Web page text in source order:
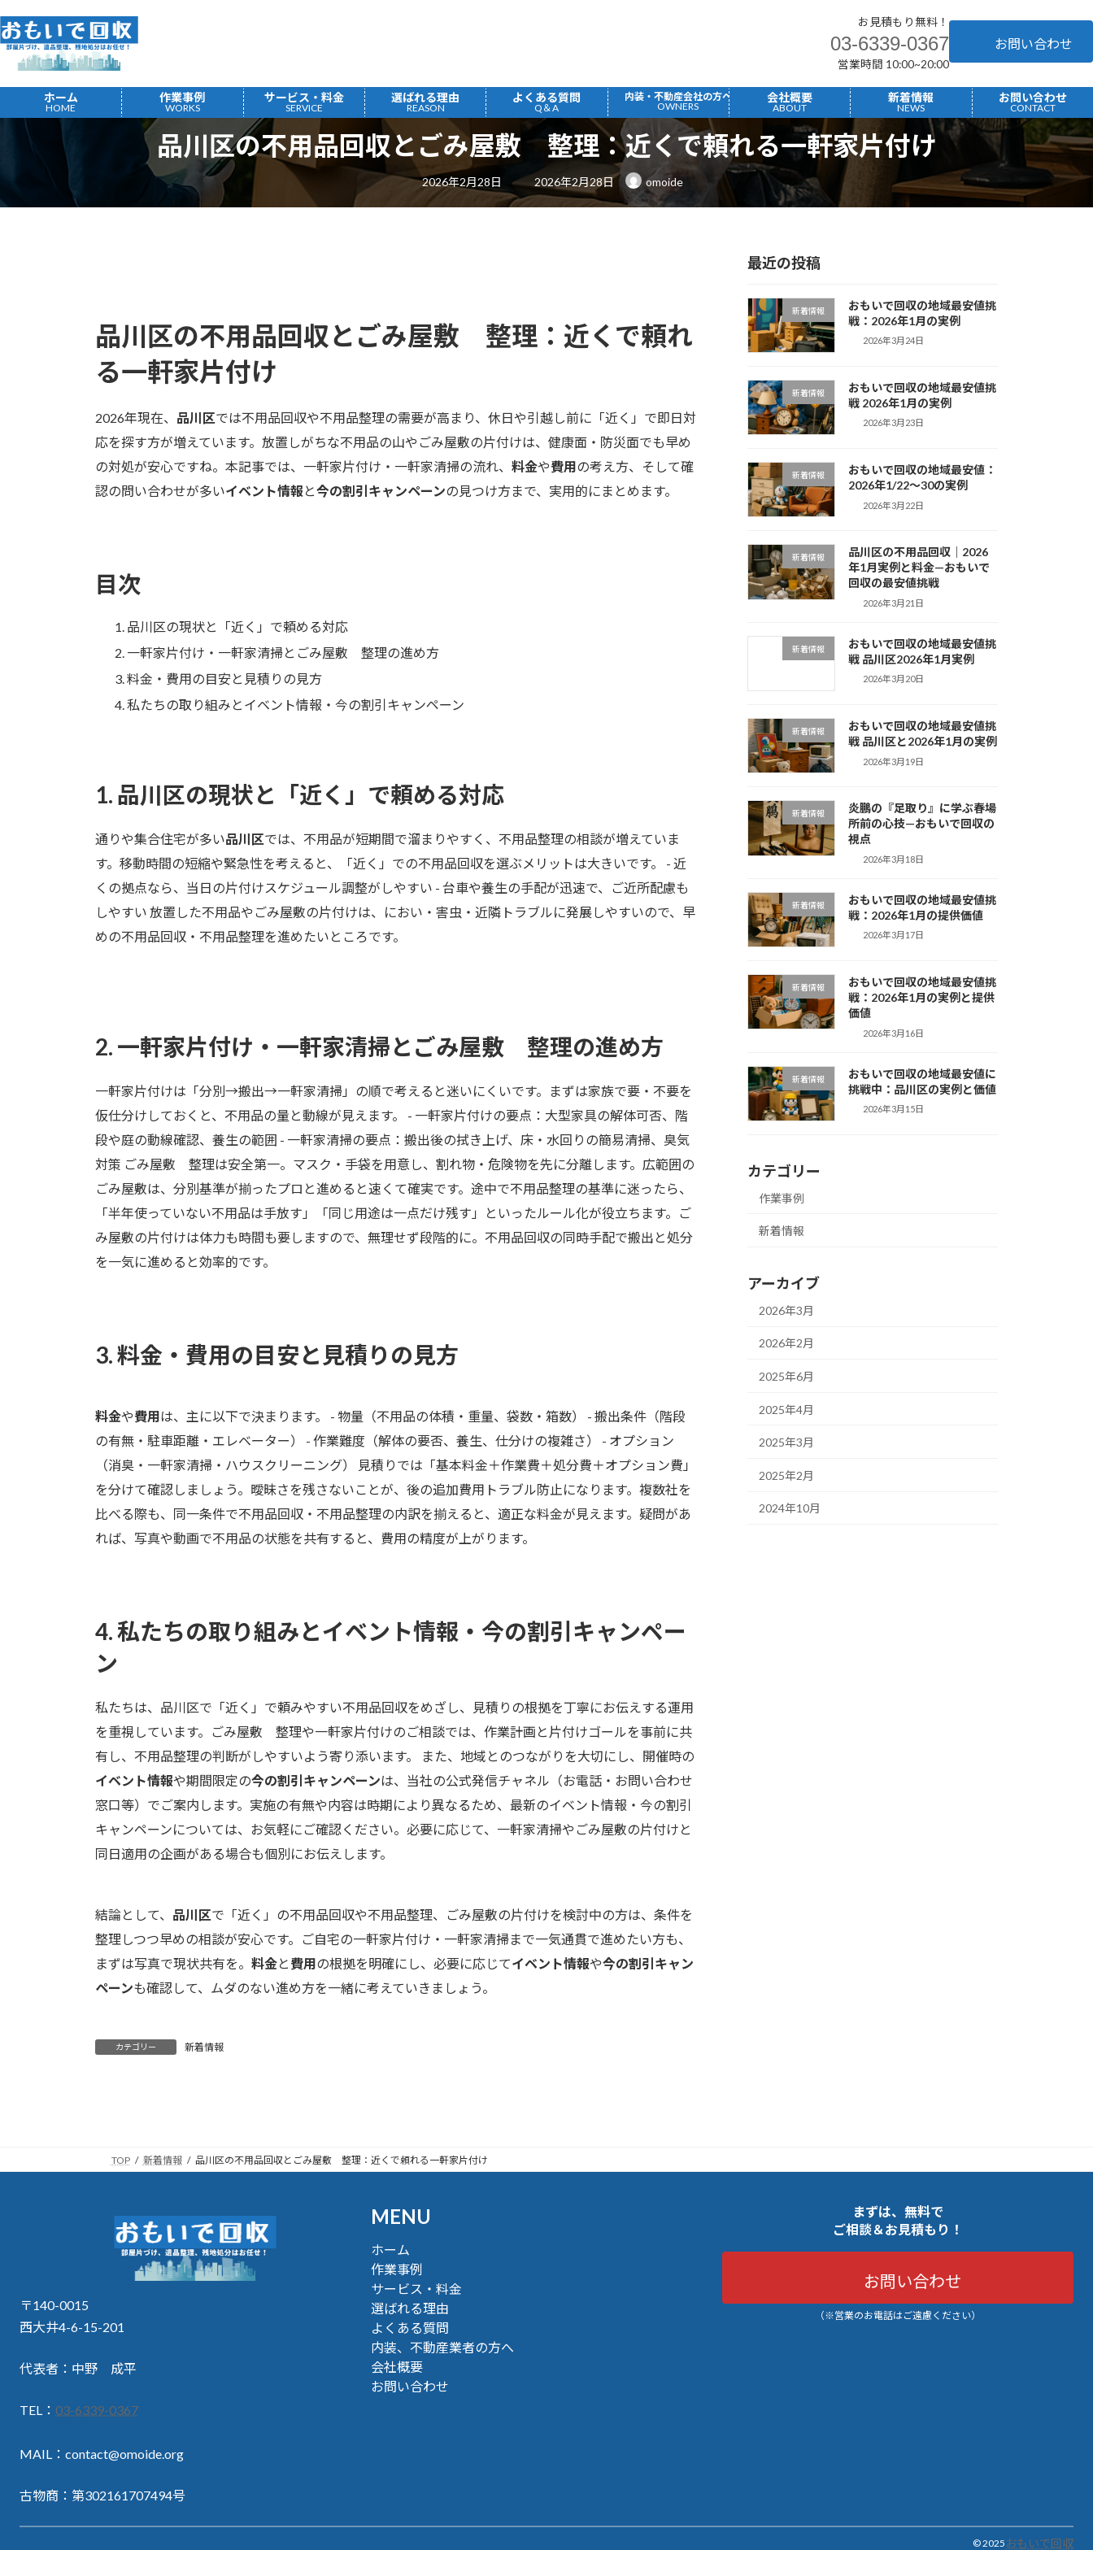
ン
テ
ツ
プ
ビ
ゲ
シ
動
お見積もり無料！
03-6339-0367
営業時間 10:00~20:00
お問い合わせ
ホーム
HOME
作業事例
WORKS
サービス・料金
SERVICE
選ばれる理由
REASON
よくある質問
Q＆A
内装・不動産会社の方へ
OWNERS
会社概要
ABOUT
新着情報
NEWS
お問い合わせ
CONTACT
品川区の不用品回収とごみ屋敷 整理：近くで頼れる一軒家片付け
2026年2月28日
最
終
更
新
2026年2月28日 omoide
品川区の不用品回収とごみ屋敷 整理：近くで頼れ
る一軒家片付け
2026年現在、 品川区では不用品回収や不用品整理の需要が高まり、休日や引越し前に「近く」で即日対
応を探す方が増えています。放置しがちな不用品の山やごみ屋敷の片付けは、健康面・防災面でも早め
の対処が安心ですね。本記事では、一軒家片付け・一軒家清掃の流れ、 料金や費用の考え方、そして確
認の問い合わせが多いイベント情報 と今の割引キャンペーンの見つけ方まで、実用的にまとめます。
目次
品川区の現状と「近く」で頼める対応
一軒家片付け・一軒家清掃とごみ屋敷 整理の進め方
料金・費用の目安と見積りの見方
私たちの取り組みとイベント情報・今の割引キャンペーン
1. 品川区の現状と「近く」で頼める対応
通りや集合住宅が多い品川区では、不用品が短期間で溜まりやすく、不用品整理の相談が増えていま
す。移動時間の短縮や緊急性を考えると、「近く」での不用品回収を選ぶメリットは大きいです。 - 近
くの拠点なら、当日の片付けスケジュール調整がしやすい - 台車や養生の手配が迅速で、ご近所配慮も
しやすい 放置した不用品やごみ屋敷の片付けは、におい・害虫・近隣トラブルに発展しやすいので、早
めの不用品回収・不用品整理を進めたいところです。
2. 一軒家片付け・一軒家清掃とごみ屋敷 整理の進め方
一軒家片付けは「分別→搬出→一軒家清掃」の順で考えると迷いにくいです。まずは家族で要・不要を
仮仕分けしておくと、不用品の量と動線が見えます。 - 一軒家片付けの要点：大型家具の解体可否、階
段や庭の動線確認、養生の範囲 - 一軒家清掃の要点：搬出後の拭き上げ、床・水回りの簡易清掃、臭気
対策 ごみ屋敷 整理は安全第一。マスク・手袋を用意し、割れ物・危険物を先に分離します。広範囲の
ごみ屋敷は、分別基準が揃ったプロと進めると速くて確実です。途中で不用品整理の基準に迷ったら、
「半年使っていない不用品は手放す」「同じ用途は一点だけ残す」といったルール化が役立ちます。ご
み屋敷の片付けは体力も時間も要しますので、無理せず段階的に。不用品回収の同時手配で搬出と処分
を一気に進めると効率的です。
3. 料金・費用の目安と見積りの見方
料金や費用は、主に以下で決まります。 - 物量（不用品の体積・重量、袋数・箱数） - 搬出条件（階段
の有無・駐車距離・エレベーター） - 作業難度（解体の要否、養生、仕分けの複雑さ） - オプション
（消臭・一軒家清掃・ハウスクリーニング） 見積りでは「基本料金＋作業費＋処分費＋オプション費」
を分けて確認しましょう。曖昧さを残さないことが、後の追加費用トラブル防止になります。複数社を
比べる際も、同一条件で不用品回収・不用品整理の内訳を揃えると、適正な料金が見えます。疑問があ
れば、写真や動画で不用品の状態を共有すると、費用の精度が上がります。
4. 私たちの取り組みとイベント情報・今の割引キャンペー
ン
私たちは、品川区で「近く」で頼みやすい不用品回収をめざし、見積りの根拠を丁寧にお伝えする運用
を重視しています。ごみ屋敷 整理や一軒家片付けのご相談では、作業計画と片付けゴールを事前に共
有し、不用品整理の判断がしやすいよう寄り添います。 また、地域とのつながりを大切にし、開催時の
イベント情報や期間限定の今の割引キャンペーンは、当社の公式発信チャネル（お電話・お問い合わせ
窓口等）でご案内します。実施の有無や内容は時期により異なるため、最新のイベント情報・今の割引
キャンペーンについては、お気軽にご確認ください。必要に応じて、一軒家清掃やごみ屋敷の片付けと
同日適用の企画がある場合も個別にお伝えします。
結論として、 品川区で「近く」の不用品回収や不用品整理、ごみ屋敷の片付けを検討中の方は、条件を
整理しつつ早めの相談が安心です。ご自宅の一軒家片付け・一軒家清掃まで一気通貫で進めたい方も、
まずは写真で現状共有を。 料金と 費用の根拠を明確にし、必要に応じてイベント情報や今の割引キャン
ペーンも確認して、ムダのない進め方を一緒に考えていきましょう。
カテゴリー 新着情報
最近の投稿
新着情報
おもいで回収の地域最安値挑
戦：2026年1月の実例
2026年3月24日
新着情報
おもいで回収の地域最安値挑
戦 2026年1月の実例
2026年3月23日
新着情報
おもいで回収の地域最安値：
2026年1/22〜30の実例
2026年3月22日
新着情報
品川区の不用品回収｜2026
年1月実例と料金—おもいで
回収の最安値挑戦
2026年3月21日
新着情報
おもいで回収の地域最安値挑
戦 品川区2026年1月実例
2026年3月20日
新着情報
おもいで回収の地域最安値挑
戦 品川区と2026年1月の実例
2026年3月19日
新着情報
炎鵬の『足取り』に学ぶ春場
所前の心技—おもいで回収の
視点
2026年3月18日
新着情報
おもいで回収の地域最安値挑
戦：2026年1月の提供価値
2026年3月17日
新着情報
おもいで回収の地域最安値挑
戦：2026年1月の実例と提供
価値
2026年3月16日
新着情報
おもいで回収の地域最安値に
挑戦中：品川区の実例と価値
2026年3月15日
カテゴリー
作業事例
新着情報
アーカイブ
2026年3月
2026年2月
2025年6月
2025年4月
2025年3月
2025年2月
2024年10月
TOP 新着情報 品川区の不用品回収とごみ屋敷 整理：近くで頼れる一軒家片付け
〒140-0015
西大井4-6-15-201
代表者：中野 成平
TEL： 03-6339-0367
MAIL：contact@omoide.org
古物商：第302161707494号
MENU
ホーム
作業事例
サービス・料金
選ばれる理由
よくある質問
内装、不動産業者の方へ
会社概要
お問い合わせ
まずは、無料で
ご相談＆お見積もり！
お問い合わせ
（※営業のお電話はご遠慮ください）
© 2025 おもいで回収